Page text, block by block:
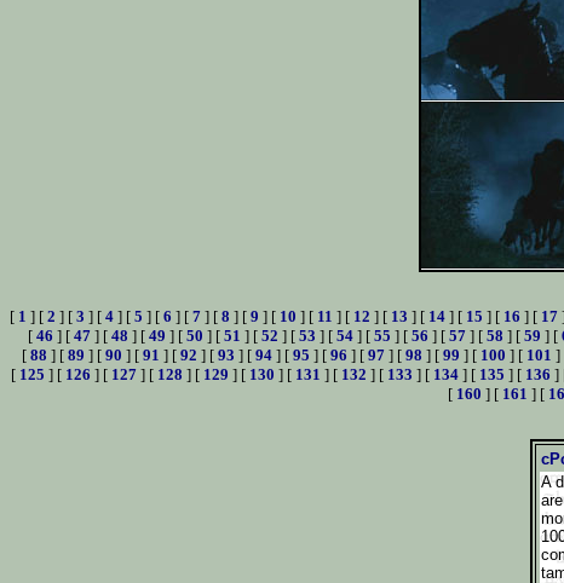
[ 1 ] [ 2 ] [ 3 ] [ 4 ] [ 5 ] [ 6 ] [ 7 ] [ 8 ] [ 9 ] [ 10 ] [ 11 ] [ 12 ] [ 13 ] [ 14 ] [ 15 ] [ 16 ] [ 17
[ 46 ] [ 47] [ 48 ] [ 49 ] [ 50 ] [ 51 ] [ 52 ] [ 53 ] [ 54] [ 55 ] [ 56 ] [ 57] [ 58 ] [ 59 ] [
[ 88 ] [ 89 ] [ 90 ] [ 91 ] [ 92 ] [ 93 ] [ 94 ] [ 95 ] [ 96 ] [ 97 ] [ 98 ] [ 99 ] [ 100 ] [ 101 ]
[ 125 ] [ 126 ] [ 127] [ 128 ] [ 129 ] [ 130 ] [ 131 ] [ 132 ] [ 133 ] [ 134] [ 135 ] [ 136 ]
[ 160 ] [ 161 ] [
A